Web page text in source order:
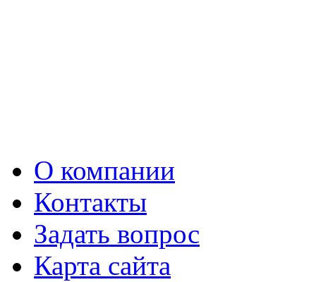
О компании
Контакты
Задать вопрос
Карта сайта